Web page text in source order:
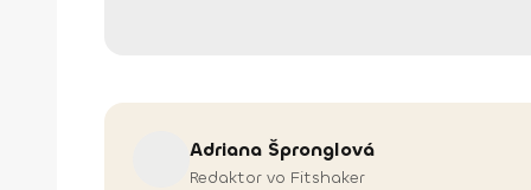
Adriana Špronglová
Redaktor vo Fitshaker